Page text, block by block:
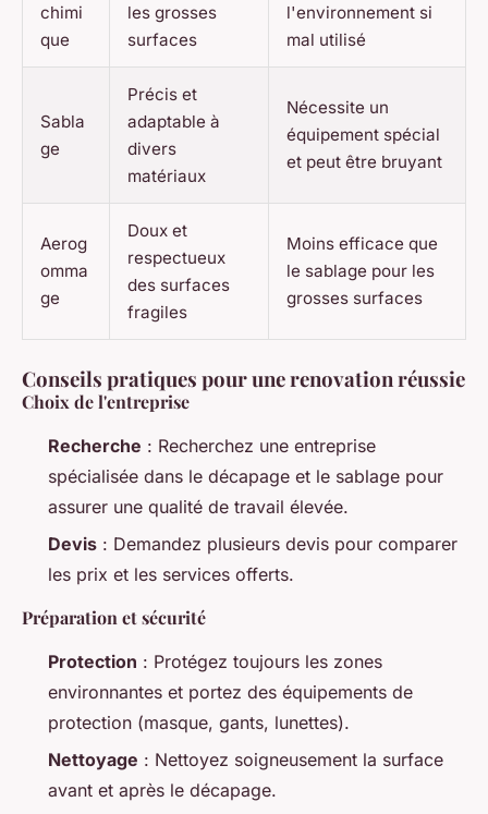
chimi
que
les grosses
surfaces
l'environnement si
mal utilisé
Sabla
ge
Précis et
adaptable à
divers
matériaux
Nécessite un
équipement spécial
et peut être bruyant
Aerog
omma
ge
Doux et
respectueux
des surfaces
fragiles
Moins efficace que
le sablage pour les
grosses surfaces
Conseils pratiques pour une renovation réussie
Choix de l'entreprise
Recherche : Recherchez une entreprise
spécialisée dans le décapage et le sablage pour
assurer une qualité de travail élevée.
Devis : Demandez plusieurs devis pour comparer
les prix et les services offerts.
Préparation et sécurité
Protection : Protégez toujours les zones
environnantes et portez des équipements de
protection (masque, gants, lunettes).
Nettoyage : Nettoyez soigneusement la surface
avant et après le décapage.